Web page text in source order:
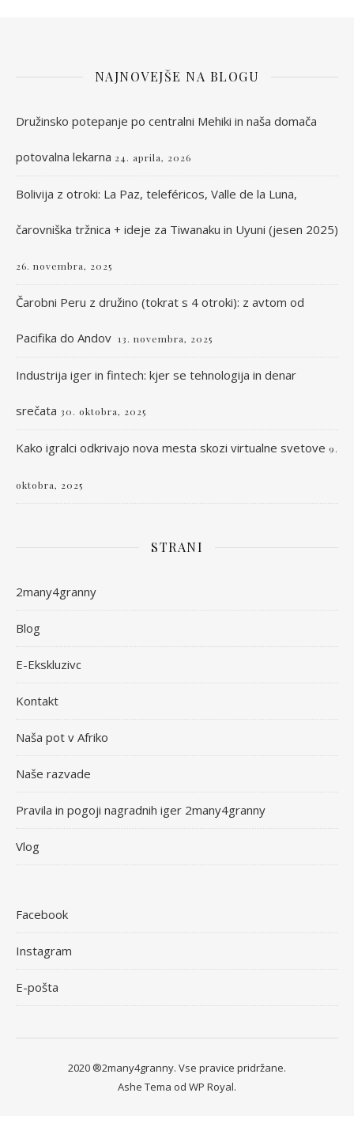
NAJNOVEJŠE NA BLOGU
Družinsko potepanje po centralni Mehiki in naša domača
potovalna lekarna 24. aprila, 2026
Bolivija z otroki: La Paz, teleféricos, Valle de la Luna,
čarovniška tržnica + ideje za Tiwanaku in Uyuni (jesen 2025)
26. novembra, 2025
Čarobni Peru z družino (tokrat s 4 otroki): z avtom od
Pacifika do Andov 13. novembra, 2025
Industrija iger in fintech: kjer se tehnologija in denar
srečata 30. oktobra, 2025
Kako igralci odkrivajo nova mesta skozi virtualne svetove 9.
oktobra, 2025
STRANI
2many4granny
Blog
E-Ekskluzivc
Kontakt
Naša pot v Afriko
Naše razvade
Pravila in pogoji nagradnih iger 2many4granny
Vlog
Facebook
Instagram
E-pošta
2020 ®2many4granny. Vse pravice pridržane.
Ashe Tema od WP Royal.